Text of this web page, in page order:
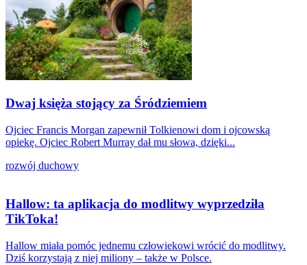
Dwaj księża stojący za Śródziemiem
Ojciec Francis Morgan zapewnił Tolkienowi dom i ojcowską
opiekę. Ojciec Robert Murray dał mu słowa, dzięki...
rozwój duchowy
Hallow: ta aplikacja do modlitwy wyprzedziła
TikToka!
Hallow miała pomóc jednemu człowiekowi wrócić do modlitwy.
Dziś korzystają z niej miliony – także w Polsce.